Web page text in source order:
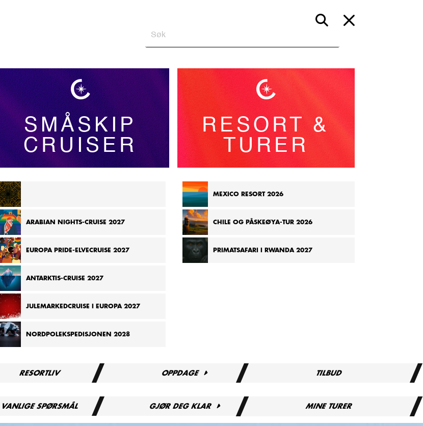
SMÅSKIP
CRUISER
RESORT &
TURER
CRUISE FRA MADAGASKAR TIL SEYCHELLENE 2026
ARABIAN NIGHTS-CRUISE 2027
EUROPA PRIDE-ELVECRUISE 2027
ANTARKTIS-CRUISE 2027
JULEMARKEDCRUISE I EUROPA 2027
NORDPOLEKSPEDISJONEN 2028
MEXICO RESORT 2026
CHILE OG PÅSKEØYA-TUR 2026
PRIMATSAFARI I RWANDA 2027
RESORTLIV OPPDAGE TILBUD
VANLIGE SPØRSMÅL GJØR DEG KLAR MINE TURER